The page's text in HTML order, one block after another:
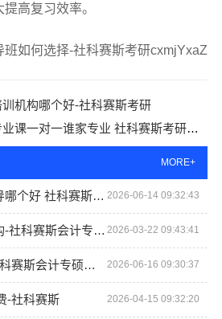
高复习效率。
班如何选择-社科赛斯考研cxmjYxaZ
机构哪个好-社科赛斯考研
对一谁家专业 社科赛斯考研五位一体循环教学
MORE+
大连mpacc考研辅导哪个好 社科赛斯会计专硕考研题目解析 2026-06-14 09:32:43
大连mpacc辅导机构-社科赛斯会计专硕考研专注考研18年 2026-03-22 09:43:41
大连MPAcc辅导-社科赛斯会计专硕考研只教解题思路和技巧 2026-06-16 09:30:37
-社科赛斯 2026-04-15 09:32:20